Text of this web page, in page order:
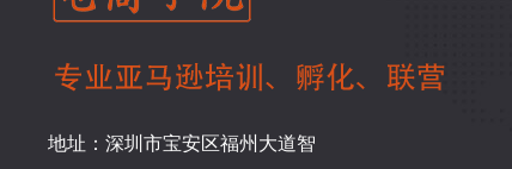
地址：深圳市宝安区福州大道智